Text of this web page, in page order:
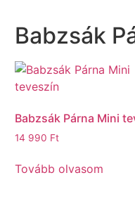
Babzsák
Babzsák Párna Mini
14 990 Ft
Tovább olvasom